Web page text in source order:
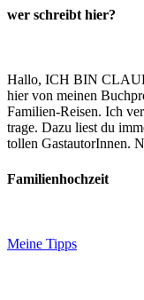
wer schreibt hier?
Hallo, ICH BIN
hier von meinen
Familien-Reisen. Ich
trage. Dazu liest du
tollen GastautorInnen.
Familienhochzeit
Meine Tipps